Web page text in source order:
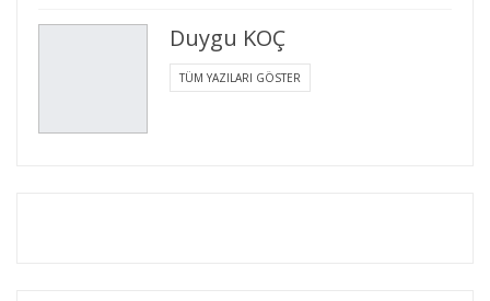
Duygu KOÇ
TÜM YAZILARI GÖSTER